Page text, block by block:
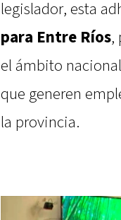
legislador, esta
para Entre Ríos,
el ámbito
que generen
la provincia.